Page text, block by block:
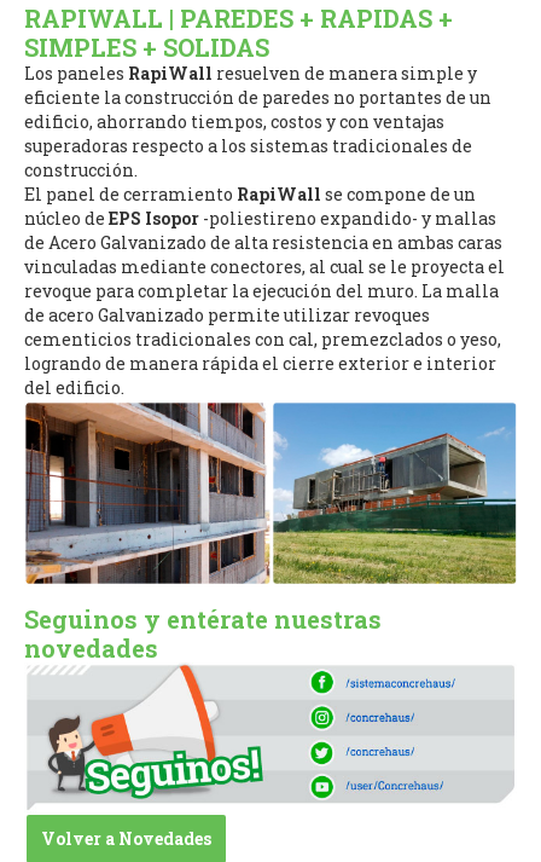
RAPIWALL | PAREDES + RAPIDAS +
SIMPLES + SOLIDAS
Los paneles RapiWall resuelven de manera simple y
eficiente la construcción de paredes no portantes de un
edificio, ahorrando tiempos, costos y con ventajas
superadoras respecto a los sistemas tradicionales de
construcción.
El panel de cerramiento RapiWall se compone de un
núcleo de EPS Isopor -poliestireno expandido- y mallas
de Acero Galvanizado de alta resistencia en ambas caras
vinculadas mediante conectores, al cual se le proyecta el
revoque para completar la ejecución del muro. La malla
de acero Galvanizado permite utilizar revoques
cementicios tradicionales con cal, premezclados o yeso,
logrando de manera rápida el cierre exterior e interior
del edificio.
Seguinos y entérate nuestras
novedades
Volver a Novedades